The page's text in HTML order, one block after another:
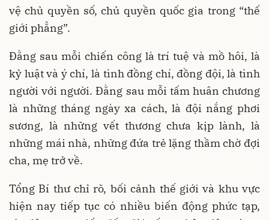
vệ chủ quyền số, chủ quyền quốc gia trong “thế
giới phẳng”.
Đằng sau mỗi chiến công là trí tuệ và mồ hôi, là
kỷ luật và ý chí, là tình đồng chí, đồng đội, là tình
người với người. Đằng sau mỗi tấm huân chương
là những tháng ngày xa cách, là đội nắng phơi
sương, là những vết thương chưa kịp lành, là
những mái nhà, những đứa trẻ lặng thầm chờ đợi
cha, mẹ trở về.
Tổng Bí thư chỉ rõ, bối cảnh thế giới và khu vực
hiện nay tiếp tục có nhiều biến động phức tạp,